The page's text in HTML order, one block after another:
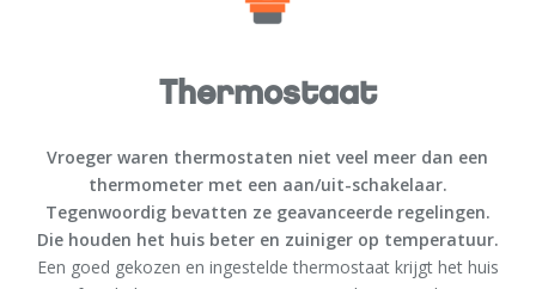
Thermostaat
Vroeger waren thermostaten niet veel meer dan een
thermometer met een aan/uit-schakelaar.
Tegenwoordig bevatten ze geavanceerde regelingen.
Die houden het huis beter en zuiniger op temperatuur.
Een goed gekozen en ingestelde thermostaat krijgt het huis